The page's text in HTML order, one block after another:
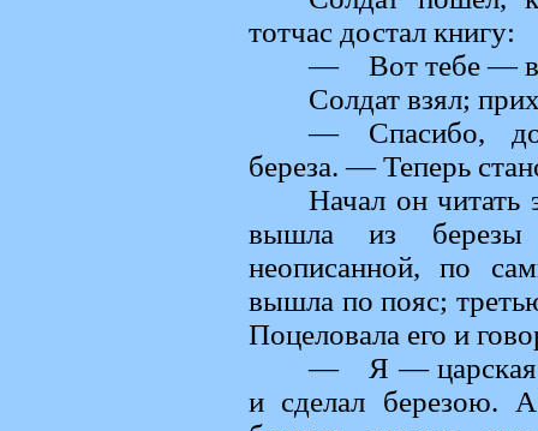
тотчас достал книгу:
— Вот тебе —
Солдат взял;
— Спасибо,
береза. — Теперь
Начал он
вышла из березы
неописанной, по
вышла по пояс;
Поцеловала его и
— Я — царская
и сделал березою.